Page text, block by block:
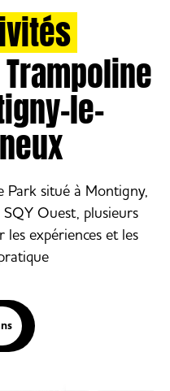
le-
Park situé à Montigny,
Ouest, plusieurs
expériences et les